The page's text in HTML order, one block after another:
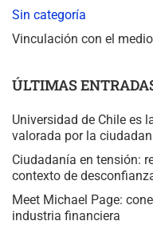
Sin categoría
Vinculación con el medio
ÚLTIMAS
Universidad de Chile es
valorada por la
Ciudadanía en tensión:
contexto de
Meet Michael Page:
industria financiera